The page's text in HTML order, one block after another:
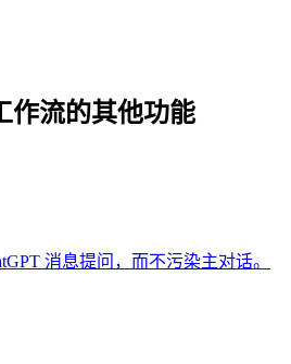
作流的其他功能
消息提问，而不污染主对话。